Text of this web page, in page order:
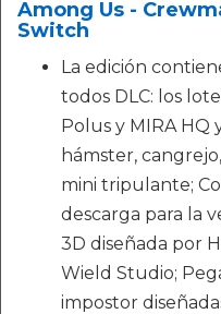
Among Us -
Switch
La edición
todos DLC: los
Polus y MIRA HQ
hámster,
mini tripulante;
descarga para la
3D diseñada por
Wield Studio;
impostor